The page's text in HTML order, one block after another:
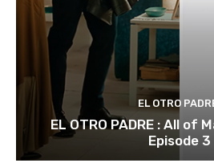
EL OTRO
EL OTRO PADRE : All of
Episode 3